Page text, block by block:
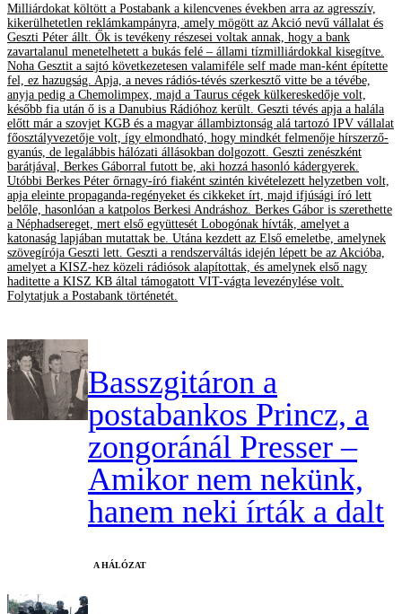
Milliárdokat költött a Postabank a kilencvenes években arra az agresszív,
kikerülhetetlen reklámkampányra, amely mögött az Akció nevű vállalat és
Geszti Péter állt. Ők is tevékeny részesei voltak annak, hogy a bank
zavartalanul menetelhetett a bukás felé – állami tízmilliárdokkal kisegítve.
Noha Gesztit a sajtó következetesen valamiféle self made man-ként építette
fel, ez hazugság. Apja, a neves rádiós-tévés szerkesztő vitte be a tévébe,
anyja pedig a Chemolimpex, majd a Taurus cégek külkereskedője volt,
később fia után ő is a Danubius Rádióhoz került. Geszti tévés apja a halála
előtt már a szovjet KGB és a magyar állambiztonság alá tartozó IPV vállalat
főosztályvezetője volt, így elmondható, hogy mindkét felmenője hírszerző-
gyanús, de legalábbis hálózati állásokban dolgozott. Geszti zenészként
barátjával, Berkes Gáborral futott be, aki hozzá hasonló kádergyerek.
Utóbbi Berkes Péter őrnagy-író fiaként szintén kivételezett helyzetben volt,
apja eleinte propaganda-regényeket és cikkeket írt, majd ifjúsági író lett
belőle, hasonlóan a katpolos Berkesi Andráshoz. Berkes Gábor is szerethette
a Néphadsereget, mert első együttesét Lobogónak hívták, amelyet a
katonaság lapjában mutattak be. Utána kezdett az Első emeletbe, amelynek
szövegírója Geszti lett. Geszti a rendszerváltás idején lépett be az Akcióba,
amelyet a KISZ-hez közeli rádiósok alapítottak, és amelynek első nagy
haditette a KISZ KB által támogatott VIT-vágta levezénylése volt.
Folytatjuk a Postabank történetét.
Basszgitáron a
postabankos Princz, a
zongoránál Presser –
Amikor nem nekünk,
hanem neki írták a dalt
A HÁLÓZAT